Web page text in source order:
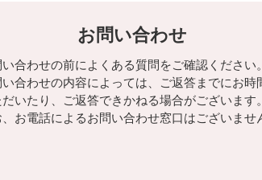
お問い合わせ
合わせの前によくある質問をご確認ください。
い合わせの内容によっては、ご返答までにお時
いたり、ご返答できかねる場合がございます。
お電話によるお問い合わせ窓口はございませ